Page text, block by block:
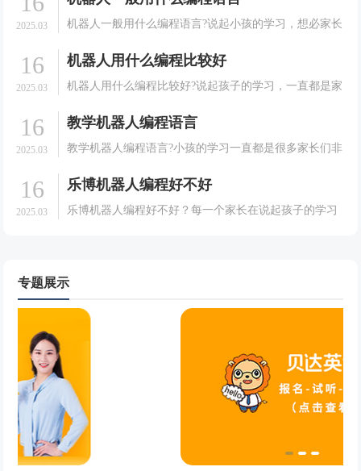
台。下.
2025.03
机器人一般用什么编程语言?说起小孩的学习，想必家长
习方面可以说是相当耐心的。会给孩子选择一些能够有
习机器.
16
2025.03
机器人用什么编程比较好
机器人用什么编程比较好?说起孩子的学习，一直都是家
子的学习方面可以说是相当的耐心的。会给孩子选择一
要孩子.
16
2025.03
教学机器人编程语言
教学机器人编程语言?小孩的学习一直都是很多家长们非
一些能有利于孩子成长的课程。就拿现在很多的家长想
了解一.
16
2025.03
乐博机器人编程好不好
乐博机器人编程好不好？每一个家长在说起孩子的学习
有利于孩.
专题展示